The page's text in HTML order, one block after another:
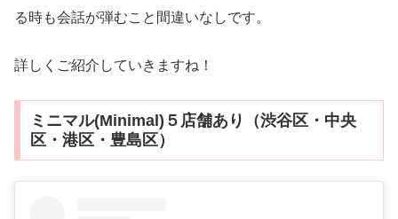
る時も会話が弾むこと間違いなしです。
詳しくご紹介していきますね！
ミニマル(Minimal)５店舗あり（渋谷区・中央
区・港区・豊島区）